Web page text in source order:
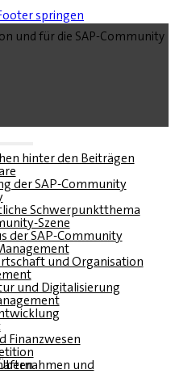
springen
und für die SAP-Community
hinter den Beiträgen
der SAP-Community
Schwerpunktthema
Szene
der SAP-Community
und Organisation
und Digitalisierung
Finanzwesen